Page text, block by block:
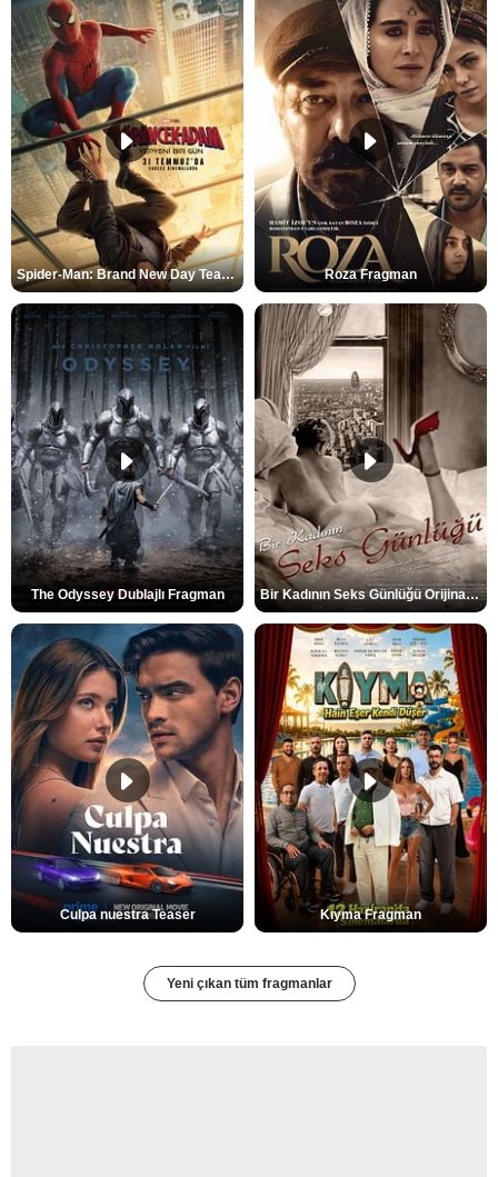
Spider-Man: Brand New Day Teaser Roza Fragman
The Odyssey Dublajlı Fragman Bir Kadının Seks Günlüğü Orijinal Fragman
Culpa nuestra Teaser Kıyma Fragman
Yeni çıkan tüm fragmanlar